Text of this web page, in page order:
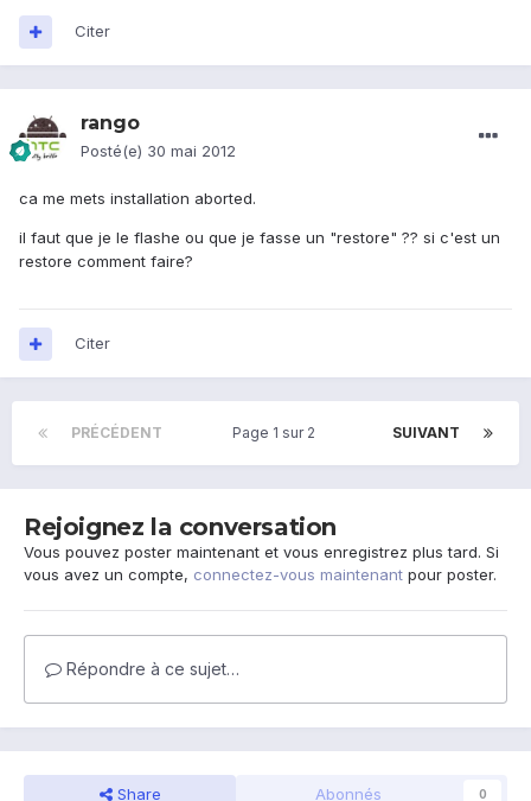
Citer
rango
Posté(e) 30 mai 2012
ca me mets installation aborted.
il faut que je le flashe ou que je fasse un "restore" ?? si c'est un
restore comment faire?
Citer
PRÉCÉDENT SUIVANT
Page 1 sur 2
Rejoignez la conversation
Vous pouvez poster maintenant et vous enregistrez plus tard. Si
vous avez un compte, connectez-vous maintenant pour poster.
Répondre à ce sujet…
Share Abonnés 0